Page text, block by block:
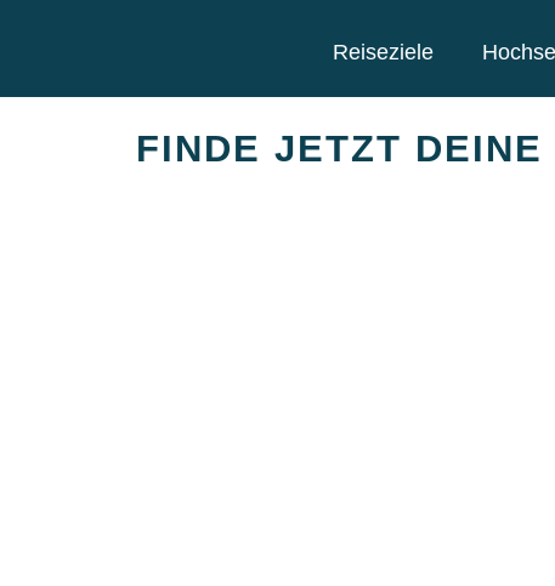
Reiseziele
FINDE JETZT